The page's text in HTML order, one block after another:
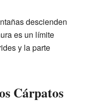
descienden
es un límite
y la parte
Cárpatos